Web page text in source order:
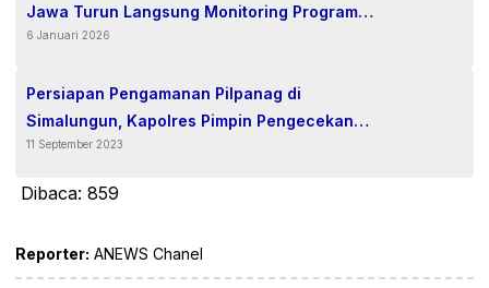
Jawa Turun Langsung Monitoring Program
Ketahanan Pangan Jagung di Kebun PTPN IV
6 Januari 2026
Persiapan Pengamanan Pilpanag di
Simalungun, Kapolres Pimpin Pengecekan
Kendaraan Dinas Roda Dua
11 September 2023
Dibaca: 859
Reporter: ANEWS Chanel